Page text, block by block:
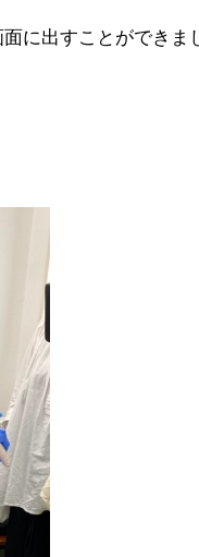
に出すことができま